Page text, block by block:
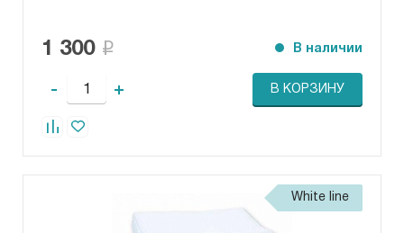
1 300 В наличии
- + В КОРЗИНУ
White line